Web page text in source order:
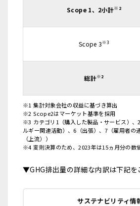
Scope 1、2小計※2
Scope 3※3
総計※2
※1 集計対象会社の収益に基づき算出
※2 Scope2はマーケット基準を採用
※3 カテゴリ1（購入した製品・サービス）、
ルギー関連活動）、6（出張）、7（雇用者の
（上流））
※4 変則決算のため、2023年は15ヵ月分の数
▼GHG排出量の詳細な内訳は下記を
サステナビリティ情